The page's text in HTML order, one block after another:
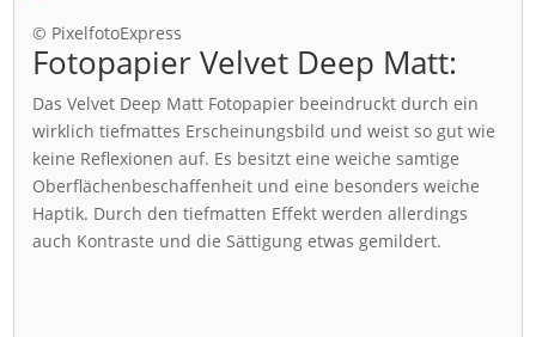
© PixelfotoExpress
Fotopapier Velvet Deep Matt:
Das Velvet Deep Matt Fotopapier beeindruckt durch ein
wirklich tiefmattes Erscheinungsbild und weist so gut wie
keine Reflexionen auf. Es besitzt eine weiche samtige
Oberflächenbeschaffenheit und eine besonders weiche
Haptik. Durch den tiefmatten Effekt werden allerdings
auch Kontraste und die Sättigung etwas gemildert.